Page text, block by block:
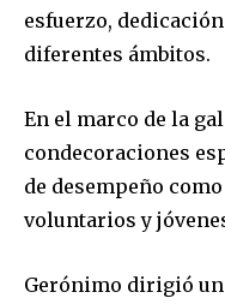
esfuerzo,
diferentes ámbitos.
En el marco de la
condecoraciones
de desempeño
voluntarios y
Gerónimo dirigió